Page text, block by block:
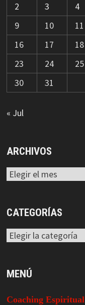
2
3 4
9
10 11
16
17 18
23
24 25
30
31
« Jul
ARCHIVOS
Archivos
CATEGORÍAS
Categorías
MENÚ
Coaching Espiritual